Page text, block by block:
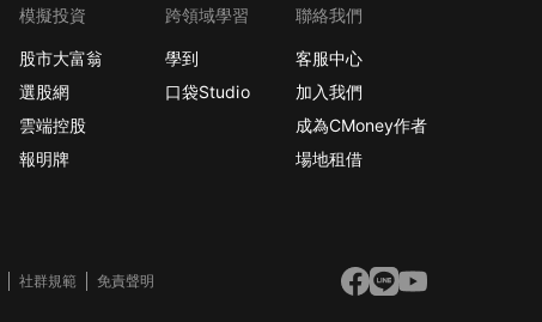
模擬投資
股市大富翁
選股網
雲端控股
報明牌
跨領域學習
學到
口袋Studio
聯絡我們
客服中心
加入我們
成為CMoney作者
場地租借
社群規範 免責聲明